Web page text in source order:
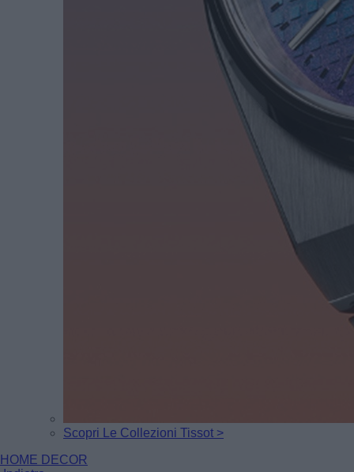
Scopri Le Collezioni Tissot >
HOME DECOR